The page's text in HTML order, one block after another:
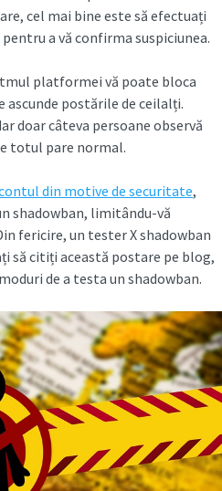
cel mai bine este să efectuați
pentru a vă confirma suspiciunea.
platformei vă poate bloca
postările de ceilalți.
doar câteva persoane observă
totul pare normal.
din motive de securitate,
shadowban, limitându-vă
fericire, un tester X shadowban
să citiți această postare pe blog,
de a testa un shadowban.